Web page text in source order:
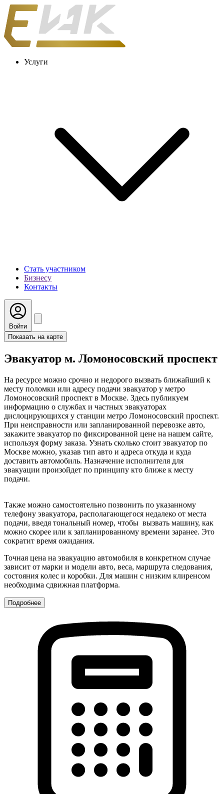
Услуги
Стать участником
Бизнесу
Контакты
Войти
Показать на карте
Эвакуатор м. Ломоносовский проспект
На ресурсе можно срочно и недорого вызвать ближайший к
месту поломки или адресу подачи эвакуатор у метро
Ломоносовский проспект в Москве. Здесь публикуем
информацию о службах и частных эвакуаторах
дислоцирующихся у станции метро Ломоносовский проспект.
При неисправности или запланированной перевозке авто,
закажите эвакуатор по фиксированной цене на нашем сайте,
используя форму заказа. Узнать сколько стоит эвакуатор по
Москве можно, указав тип авто и адреса откуда и куда
доставить автомобиль. Назначение исполнителя для
эвакуации произойдет по принципу кто ближе к месту
подачи.
Также можно самостоятельно позвонить по указанному
телефону эвакуатора, располагающегося недалеко от места
подачи, введя тональный номер, чтобы вызвать машину, как
можно скорее или к запланированному времени заранее. Это
сократит время ожидания.
Точная цена на эвакуацию автомобиля в конкретном случае
зависит от марки и модели авто, веса, маршрута следования,
состояния колес и коробки. Для машин с низким клиренсом
необходима сдвижная платформа.
Подробнее